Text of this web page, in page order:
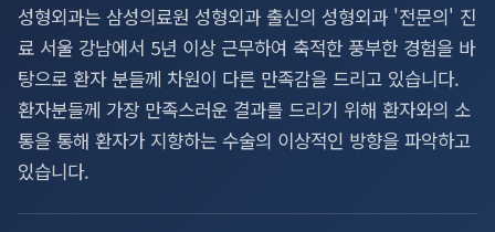
성형외과는 삼성의료원 성형외과 출신의 성형외과 '전문의' 진
료 서울 강남에서 5년 이상 근무하여 축적한 풍부한 경험을 바
탕으로 환자 분들께 차원이 다른 만족감을 드리고 있습니다.
환자분들께 가장 만족스러운 결과를 드리기 위해 환자와의 소
통을 통해 환자가 지향하는 수술의 이상적인 방향을 파악하고
있습니다.